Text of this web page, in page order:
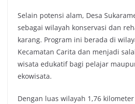
Selain potensi alam, Desa
sebagai wilayah konservasi dan
karang. Program ini berada di
Kecamatan Carita dan menjadi
wisata edukatif bagi pelajar
ekowisata.
Dengan luas wilayah 1,76